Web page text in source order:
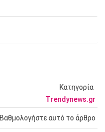
Κατηγορία
Trendynews.gr
Βαθμολογήστε αυτό το άρθρο